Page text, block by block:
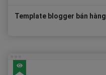
Template blogger bán hàng